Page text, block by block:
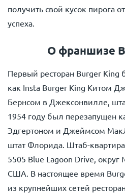
получить свой кусок пирога
успеха.
О франшизе
Первый ресторан Burger King
как Insta Burger King Китом
Бернсом в Джексонвилле,
1954 году был перезапущен
Эдгертоном и Джеймсом
штат Флорида. Штаб-
5505 Blue Lagoon Drive,
США. В настоящее время
из крупнейших сетей